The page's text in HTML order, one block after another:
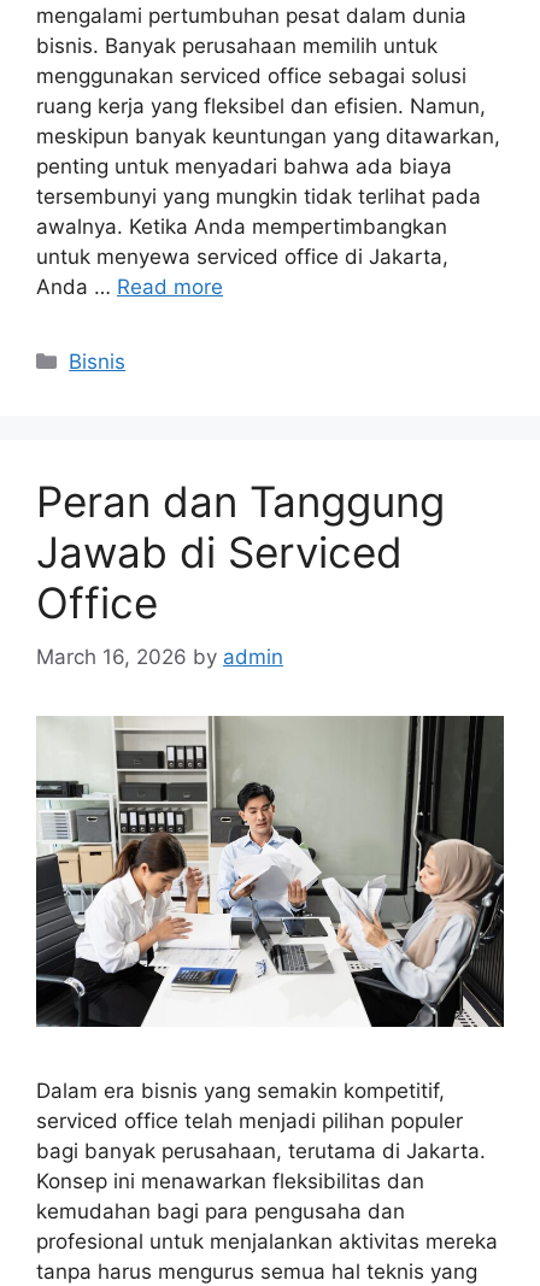
mengalami pertumbuhan pesat dalam dunia
bisnis. Banyak perusahaan memilih untuk
menggunakan serviced office sebagai solusi
ruang kerja yang fleksibel dan efisien. Namun,
meskipun banyak keuntungan yang ditawarkan,
penting untuk menyadari bahwa ada biaya
tersembunyi yang mungkin tidak terlihat pada
awalnya. Ketika Anda mempertimbangkan
untuk menyewa serviced office di Jakarta,
Anda … Read more
Categories
Bisnis
Peran dan Tanggung
Jawab di Serviced
Office
March 16, 2026 by admin
Dalam era bisnis yang semakin kompetitif,
serviced office telah menjadi pilihan populer
bagi banyak perusahaan, terutama di Jakarta.
Konsep ini menawarkan fleksibilitas dan
kemudahan bagi para pengusaha dan
profesional untuk menjalankan aktivitas mereka
tanpa harus mengurus semua hal teknis yang